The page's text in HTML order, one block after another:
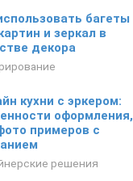
багеты
и зеркал в
декора
кухни с эркером:
оформления,
примеров с
решения